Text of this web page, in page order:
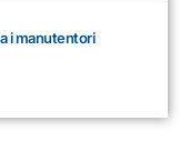
i manutentori